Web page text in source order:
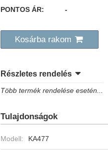
PONTOS ÁR: -
Kosárba rakom
Részletes rendelés
Több termék rendelése esetén...
Tulajdonságok
Modell: KA477